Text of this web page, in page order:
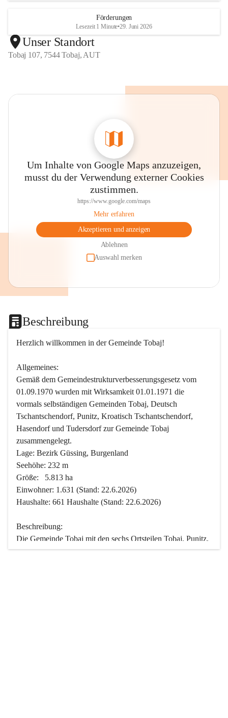
Förderungen
Lesezeit 1 Minute•29. Juni 2026
Unser Standort
Tobaj 107, 7544 Tobaj, AUT
Um Inhalte von Google Maps anzuzeigen,
musst du der Verwendung externer Cookies
zustimmen.
https://www.google.com/maps
Mehr erfahren
Akzeptieren und anzeigen
Ablehnen
Auswahl merken
Beschreibung
Herzlich willkommen in der Gemeinde Tobaj!
Allgemeines:
Gemäß dem Gemeindestrukturverbesserungsgesetz vom
01.09.1970 wurden mit Wirksamkeit 01.01.1971 die
vormals selbständigen Gemeinden Tobaj, Deutsch
Tschantschendorf, Punitz, Kroatisch Tschantschendorf,
Hasendorf und Tudersdorf zur Gemeinde Tobaj
zusammengelegt.
Lage: Bezirk Güssing, Burgenland
Seehöhe: 232 m
Größe:   5.813 ha
Einwohner: 1.631 (Stand: 22.6.2026)
Haushalte: 661 Haushalte (Stand: 22.6.2026)
Beschreibung:
Die Gemeinde Tobaj mit den sechs Ortsteilen Tobaj, Punitz,
Deutsch Tschantschendorf, Kroatisch Tschantschendorf,